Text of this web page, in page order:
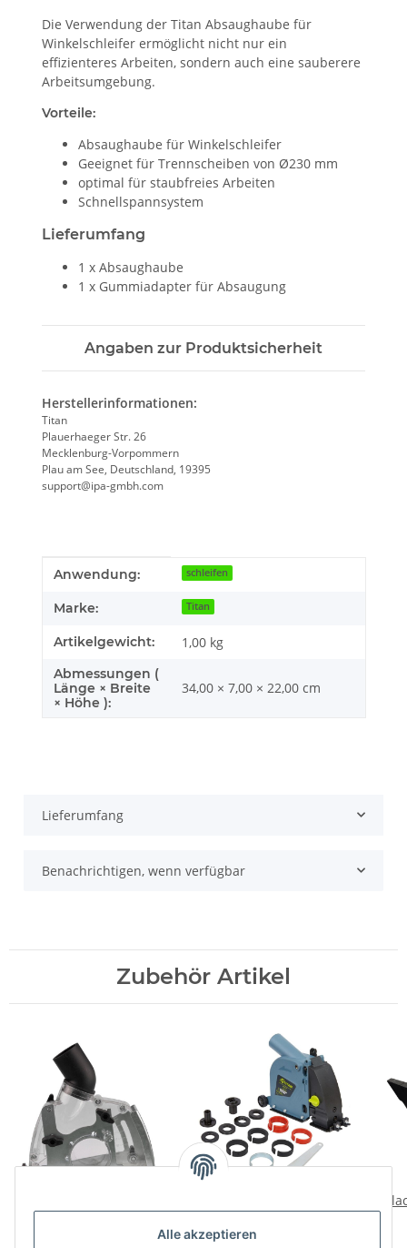
Alle akzeptieren
Die Verwendung der Titan Absaughaube für
Winkelschleifer ermöglicht nicht nur ein
effizienteres Arbeiten, sondern auch eine sauberere
Arbeitsumgebung.
Vorteile:
Absaughaube für Winkelschleifer
Geeignet für Trennscheiben von Ø230 mm
optimal für staubfreies Arbeiten
Schnellspannsystem
Lieferumfang
1 x Absaughaube
1 x Gummiadapter für Absaugung
Angaben zur Produktsicherheit
Herstellerinformationen:
Titan
Plauerhaeger Str. 26
Mecklenburg-Vorpommern
Plau am See, Deutschland, 19395
support@ipa-gmbh.com
Produkteigenschaft
Wert
Anwendung: schleifen
Marke: Titan
Artikelgewicht: 1,00 kg
Abmessungen (
Länge × Breite
× Höhe ):
34,00 × 7,00 × 22,00 cm
Lieferumfang
Benachrichtigen, wenn verfügbar
Zubehör Artikel
Schlitzfräsen u.
29,90 €